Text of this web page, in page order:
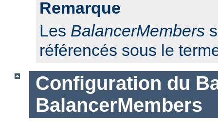
Remarque
Les BalancerMembers
référencés sous le
Configuration du
BalancerMembers